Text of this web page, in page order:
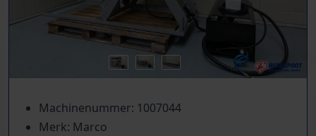
Machinenummer: 1007044
Merk: Marco